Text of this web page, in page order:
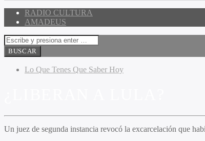
RADIO CULTURA
AMADEUS
Lo Que Tenes Que Saber Hoy
Un juez de segunda instancia revocó la excarcelación que